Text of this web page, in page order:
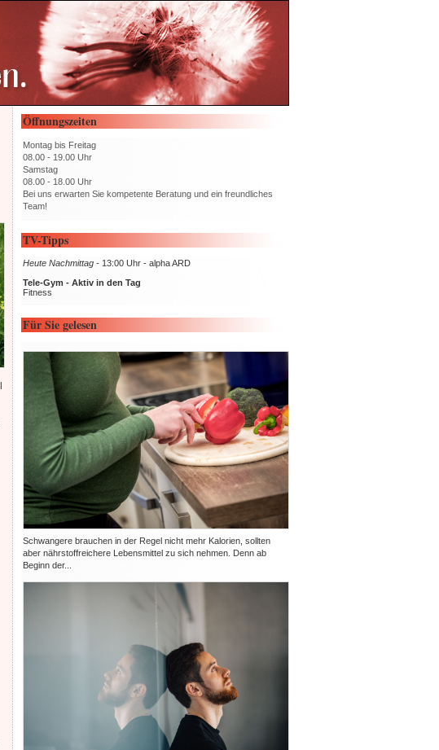
Öffnungszeiten
Montag bis Freitag
08.00 - 19.00 Uhr
Samstag
08.00 - 18.00 Uhr
Bei uns erwarten Sie kompetente Beratung und ein freundliches
Team!
TV-Tipps
Heute Nachmittag -13:00 Uhr - alpha ARD
Tele-Gym - Aktiv in den Tag
Fitness
Für Sie gelesen
Schwangere brauchen in der Regel nicht mehr Kalorien, sollten
aber nährstoffreichere Lebensmittel zu sich nehmen. Denn ab
Beginn der...